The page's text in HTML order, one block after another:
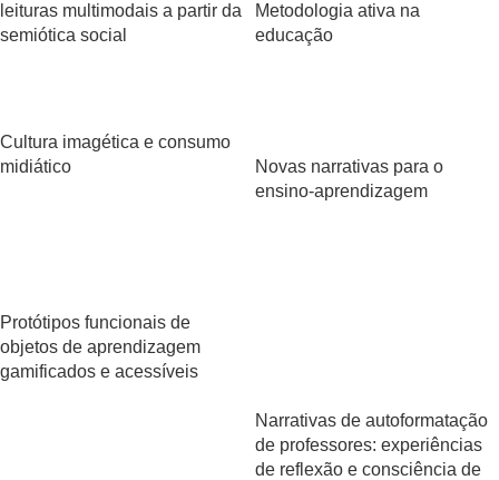
leituras multimodais a partir da
semiótica social
Metodologia ativa na
educação
Cultura imagética e consumo
midiático
Novas narrativas para o
ensino-aprendizagem
Protótipos funcionais de
objetos de aprendizagem
gamificados e acessíveis
Narrativas de autoformatação
de professores: experiências
de reflexão e consciência de